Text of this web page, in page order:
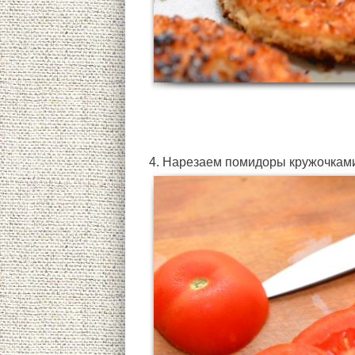
4. Нарезаем помидоры